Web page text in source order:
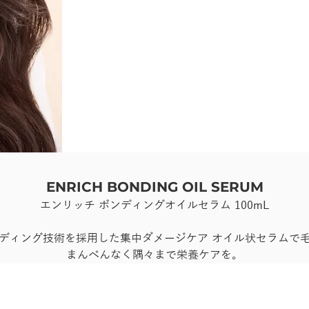
ENRICH BONDING OIL SERUM
エンリッチ ボンディングオイルセラム 100mL
ィング技術を採用した集中ダメージケア オイル状セラムで毛
まんべんなく隅々まで栄養ケアを。